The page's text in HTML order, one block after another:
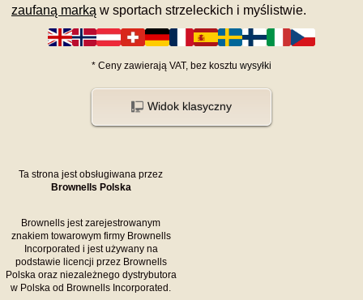
zaufaną marką w sportach strzeleckich i myślistwie.
* Ceny zawierają VAT, bez kosztu wysyłki
Widok klasyczny
Ta strona jest obsługiwana przez
Brownells Polska
Brownells jest zarejestrowanym
znakiem towarowym firmy Brownells
Incorporated i jest używany na
podstawie licencji przez Brownells
Polska oraz niezależnego dystrybutora
w Polska od Brownells Incorporated.